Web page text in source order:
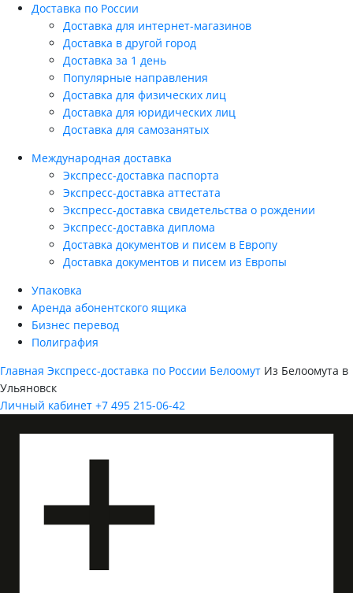
Доставка по России
Доставка для интернет-магазинов
Доставка в другой город
Доставка за 1 день
Популярные направления
Доставка для физических лиц
Доставка для юридических лиц
Доставка для самозанятых
Международная доставка
Экспресс-доставка паспорта
Экспресс-доставка аттестата
Экспресс-доставка свидетельства о рождении
Экспресс-доставка диплома
Доставка документов и писем в Европу
Доставка документов и писем из Европы
Упаковка
Аренда абонентского ящика
Бизнес перевод
Полиграфия
Главная Экспресс-доставка по России Белоомут Из Белоомута в
Ульяновск
Личный кабинет +7 495 215-06-42